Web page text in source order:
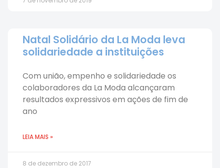
Natal Solidário da La Moda leva
solidariedade a instituições
Com união, empenho e solidariedade os
colaboradores da La Moda alcançaram
resultados expressivos em ações de fim de
ano
LEIA MAIS »
8 de dezembro de 2017